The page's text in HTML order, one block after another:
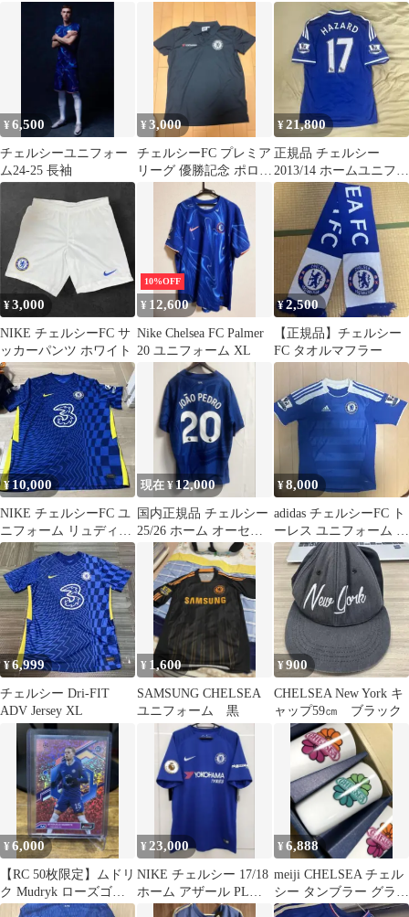
¥6,500
チェルシーユニフォー
ム24-25 長袖
¥3,000
チェルシーFC プレミア
リーグ 優勝記念 ポロシ
ャツ 16-17 Sサイズ
¥21,800
正規品 チェルシー
2013/14 ホームユニフォ
ーム アザール #10
¥3,000
NIKE チェルシーFC サ
ッカーパンツ ホワイト
10%OFF
¥ 12,600
Nike Chelsea FC Palmer
20 ユニフォーム XL
¥2,500
【正規品】チェルシー
FC タオルマフラー
¥10,000
NIKE チェルシーFC ユ
ニフォーム リュディガ
ー
現在 ¥12,000
国内正規品 チェルシー
25/26 ホーム オーセン
ティック ジョアン・ペ
ドロ
¥8,000
adidas チェルシーFC ト
ーレス ユニフォーム 9
番
¥6,999
チェルシー Dri-FIT
ADV Jersey XL
¥ 1,600
SAMSUNG CHELSEA
ユニフォーム 黒
¥900
CHELSEA New York キ
ャップ59㎝ ブラック
¥6,000
【RC 50枚限定】ムドリ
ク Mudryk ローズゴー
ルド チェルシー
¥ 23,000
NIKE チェルシー 17/18
ホーム アザール PLパ
ッチ付き
¥6,888
meiji CHELSEA チェル
シー タンブラー グラス
コップ 5個セット